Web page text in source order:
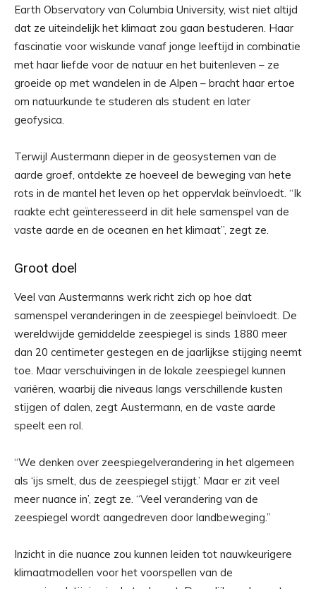
Earth Observatory van Columbia University, wist niet altijd
dat ze uiteindelijk het klimaat zou gaan bestuderen. Haar
fascinatie voor wiskunde vanaf jonge leeftijd in combinatie
met haar liefde voor de natuur en het buitenleven – ze
groeide op met wandelen in de Alpen – bracht haar ertoe
om natuurkunde te studeren als student en later
geofysica.
Terwijl Austermann dieper in de geosystemen van de
aarde groef, ontdekte ze hoeveel de beweging van hete
rots in de mantel het leven op het oppervlak beïnvloedt. “Ik
raakte echt geïnteresseerd in dit hele samenspel van de
vaste aarde en de oceanen en het klimaat”, zegt ze.
Groot doel
Veel van Austermanns werk richt zich op hoe dat
samenspel veranderingen in de zeespiegel beïnvloedt. De
wereldwijde gemiddelde zeespiegel is sinds 1880 meer
dan 20 centimeter gestegen en de jaarlijkse stijging neemt
toe. Maar verschuivingen in de lokale zeespiegel kunnen
variëren, waarbij die niveaus langs verschillende kusten
stijgen of dalen, zegt Austermann, en de vaste aarde
speelt een rol.
“We denken over zeespiegelverandering in het algemeen
als ‘ijs smelt, dus de zeespiegel stijgt.’ Maar er zit veel
meer nuance in’, zegt ze. “Veel verandering van de
zeespiegel wordt aangedreven door landbeweging.”
Inzicht in die nuance zou kunnen leiden tot nauwkeurigere
klimaatmodellen voor het voorspellen van de